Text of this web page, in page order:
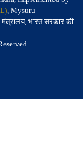
, Mysuru
मंत्रालय, भारत सरकार की